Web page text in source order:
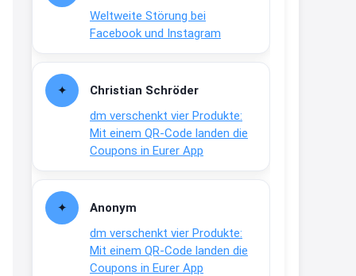
Weltweite Störung bei
Facebook und Instagram
Christian Schröder
dm verschenkt vier Produkte:
Mit einem QR-Code landen die
Coupons in Eurer App
Anonym
dm verschenkt vier Produkte:
Mit einem QR-Code landen die
Coupons in Eurer App
↩
www.meineapotheke.de/
2:19
↩
Joachim
www.linda.de/vorteile/coupons/...
2:21
↩